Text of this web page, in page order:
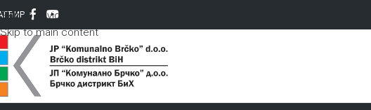
Skip to navigation
Skip to main content
ЋИР